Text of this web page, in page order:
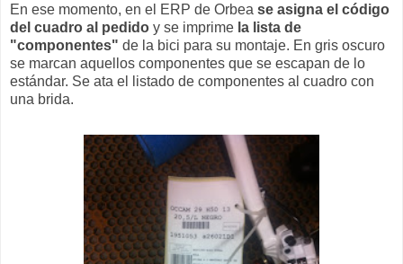
En ese momento, en el ERP de Orbea se asigna el código
del cuadro al pedido y se imprime la lista de
"componentes" de la bici para su montaje. En gris oscuro
se marcan aquellos componentes que se escapan de lo
estándar. Se ata el listado de componentes al cuadro con
una brida.